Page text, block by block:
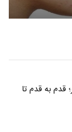
قدم به قدم تا